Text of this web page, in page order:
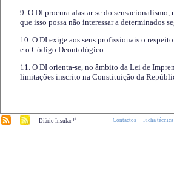
9. O DI procura afastar-se do
que isso possa não interessar a determinados
10. O DI exige aos seus profissionais o
e o Código Deontológico.
11. O DI orienta-se, no âmbito da Lei de
limitações inscrito na Constituição da
Diário Insular.pt Contactos Ficha técnica